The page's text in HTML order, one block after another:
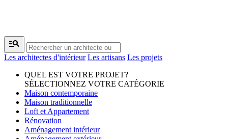
manage_search
Les architectes d'intérieur Les artisans Les projets
QUEL EST VOTRE PROJET?
SÉLECTIONNEZ VOTRE CATÉGORIE
Maison contemporaine
Maison traditionnelle
Loft et Appartement
Rénovation
Aménagement intérieur